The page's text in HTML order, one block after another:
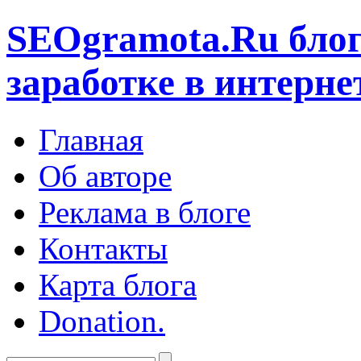
SEOgramota.Ru
заработке в
Главная
Об авторе
Реклама в блоге
Контакты
Карта блога
Donation.